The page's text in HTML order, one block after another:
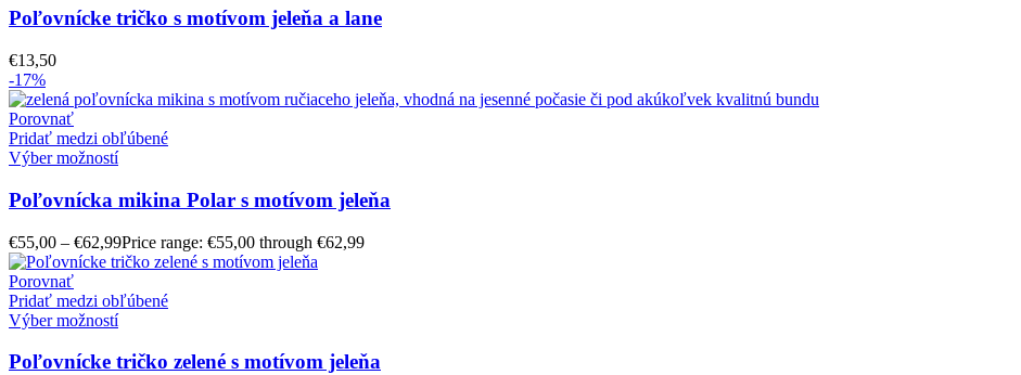
Poľovnícke tričko s motívom jeleňa a lane
€13,50
-17%
Porovnať
Pridať medzi obľúbené
Výber možností
Poľovnícka mikina Polar s motívom jeleňa
€55,00 – €62,99Price range: €55,00 through €62,99
Porovnať
Pridať medzi obľúbené
Výber možností
Poľovnícke tričko zelené s motívom jeleňa